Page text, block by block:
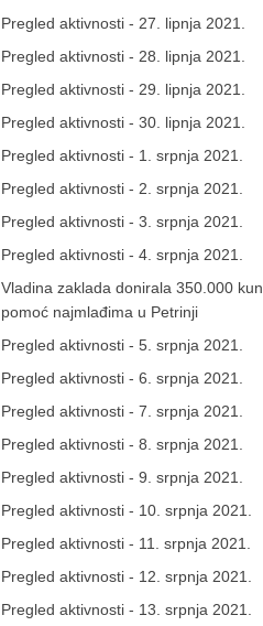
Pregled aktivnosti - 27. lipnja 2021.
Pregled aktivnosti - 28. lipnja 2021.
Pregled aktivnosti - 29. lipnja 2021.
Pregled aktivnosti - 30. lipnja 2021.
Pregled aktivnosti - 1. srpnja 2021.
Pregled aktivnosti - 2. srpnja 2021.
Pregled aktivnosti - 3. srpnja 2021.
Pregled aktivnosti - 4. srpnja 2021.
Vladina zaklada donirala 350.000
pomoć najmlađima u Petrinji
Pregled aktivnosti - 5. srpnja 2021.
Pregled aktivnosti - 6. srpnja 2021.
Pregled aktivnosti - 7. srpnja 2021.
Pregled aktivnosti - 8. srpnja 2021.
Pregled aktivnosti - 9. srpnja 2021.
Pregled aktivnosti - 10. srpnja 2021.
Pregled aktivnosti - 11. srpnja 2021.
Pregled aktivnosti - 12. srpnja 2021.
Pregled aktivnosti - 13. srpnja 2021.